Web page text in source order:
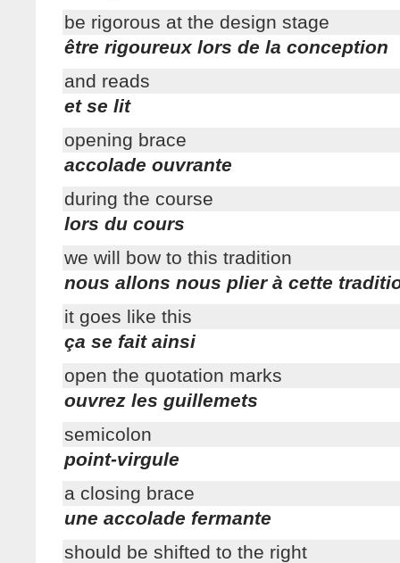
be rigorous at the design stage
être rigoureux lors de la conception
and reads
et se lit
opening brace
accolade ouvrante
during the course
lors du cours
we will bow to this tradition
nous allons nous plier à cette
it goes like this
ça se fait ainsi
open the quotation marks
ouvrez les guillemets
semicolon
point-virgule
a closing brace
une accolade fermante
should be shifted to the right